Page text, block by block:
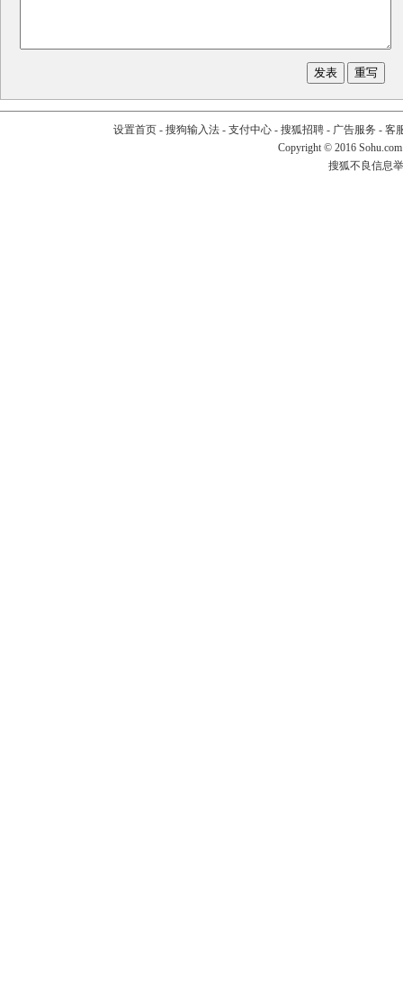
设置首页- 搜狗输入法- 支付中心- 搜狐招聘- 广告服务 - 客
Copyright © 2016
搜狐不良信息